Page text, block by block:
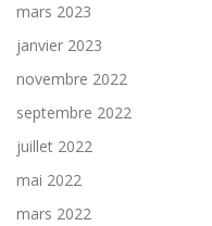
mars 2023
janvier 2023
novembre 2022
septembre 2022
juillet 2022
mai 2022
mars 2022